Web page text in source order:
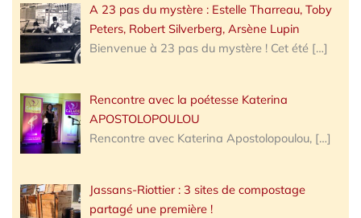
A 23 pas du mystère : Estelle Tharreau, Toby
Peters, Robert Silverberg, Arsène Lupin
Bienvenue à 23 pas du mystère ! Cet été […]
Rencontre avec la poétesse Katerina
APOSTOLOPOULOU
Rencontre avec Katerina Apostolopoulou, […]
Jassans-Riottier : 3 sites de compostage
partagé une première !